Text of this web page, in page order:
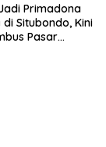
Primadona
di Situbondo, Kini
Pasar